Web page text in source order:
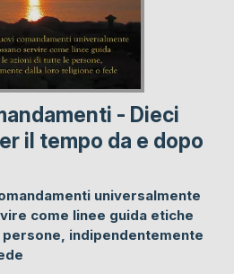
- Dieci
il tempo da e dopo
universalmente
come linee guida etiche
indipendentemente